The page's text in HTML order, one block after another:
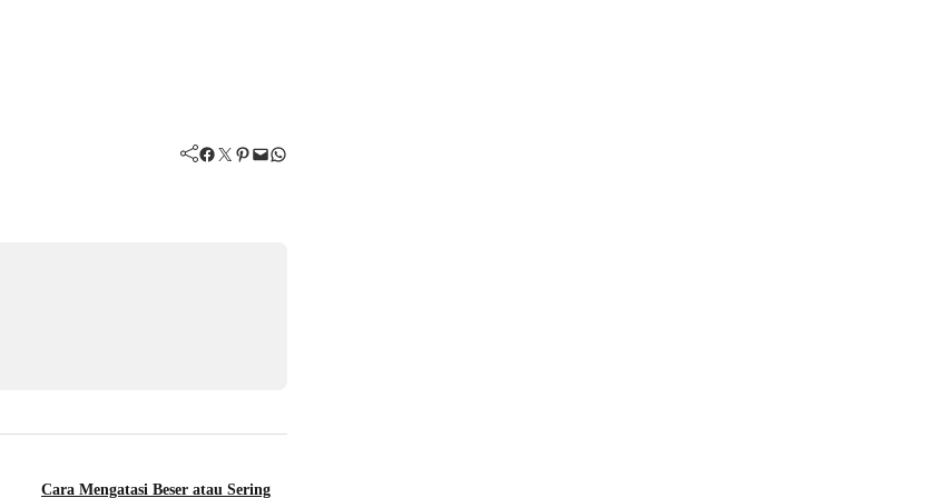
Facebook Twitter Pinterest Mail WhatsApp
Cara Mengatasi Beser atau Sering